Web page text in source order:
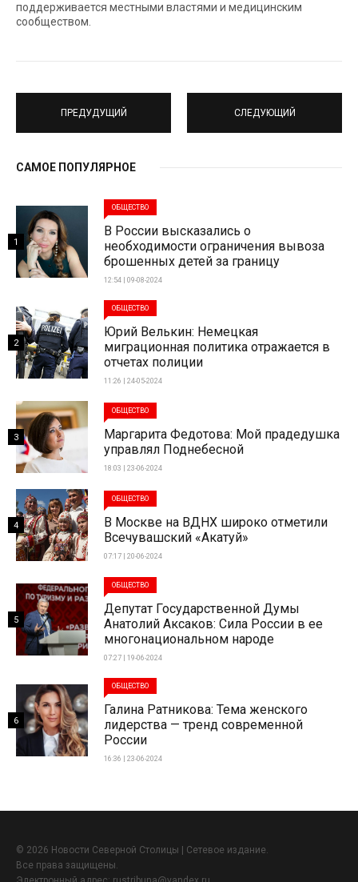
поддерживается местными властями и медицинским
сообществом.
ПРЕДУДУЩИЙ СЛЕДУЮЩИЙ
САМОЕ ПОПУЛЯРНОЕ
ОБЩЕСТВО
В России высказались о
необходимости ограничения вывоза
брошенных детей за границу
12:54 | 09-08-2024
1
ОБЩЕСТВО
Юрий Велькин: Немецкая
миграционная политика отражается в
отчетах полиции
11:26 | 24-05-2024
2
ОБЩЕСТВО
Маргарита Федотова: Мой прадедушка
управлял Поднебесной
18:03 | 23-06-2024
3
ОБЩЕСТВО
В Москве на ВДНХ широко отметили
Всечувашский «Акатуй»
07:17 | 20-06-2024
4
ОБЩЕСТВО
Депутат Государственной Думы
Анатолий Аксаков: Сила России в ее
многонациональном народе
07:27 | 19-06-2024
5
ОБЩЕСТВО
Галина Ратникова: Тема женского
лидерства — тренд современной
России
16:36 | 23-06-2024
6
© 2026 Новости Северной Столицы | Сетевое издание.
Все права защищены.